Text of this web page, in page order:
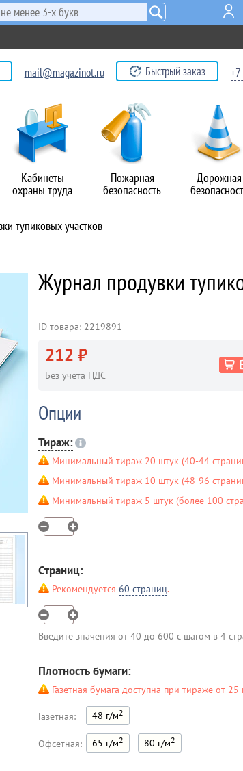
Кабинеты
охраны труда
Пожарная
безопасность
Дорожная
mail@magazinot.ru Быстрый заказ
тупиковых участков
Журнал продувки
ID товара: 2219891
212 ₽
Без учета НДС
Опции
Тираж:
Минимальный тираж 20 штук (40-44
Минимальный тираж 10 штук (48-96
Минимальный тираж 5 штук (более 100
Страниц:
Рекомендуется 60 страниц.
Введите значения от 40 до 600 с шагом в 4
Плотность бумаги:
Газетная бумага доступна при тираже от 25
Газетная: 48 г/м2
Офсетная: 65 г/м2 80 г/м2